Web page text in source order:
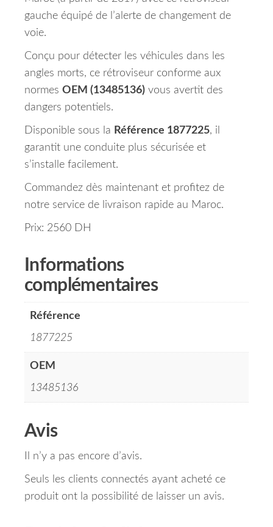
gauche équipé de l’alerte de changement de
voie.
Conçu pour détecter les véhicules dans les
angles morts, ce rétroviseur conforme aux
normes OEM (13485136) vous avertit des
dangers potentiels.
Disponible sous la Référence 1877225, il
garantit une conduite plus sécurisée et
s’installe facilement.
Commandez dès maintenant et profitez de
notre service de livraison rapide au Maroc.
Prix: 2560 DH
Informations
complémentaires
Référence
1877225
OEM
13485136
Avis
Il n’y a pas encore d’avis.
Seuls les clients connectés ayant acheté ce
produit ont la possibilité de laisser un avis.